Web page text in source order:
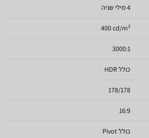
4 מילי שניה
400 cd/m²
3000:1
כולל HDR
178/178
16:9
כולל Pivot